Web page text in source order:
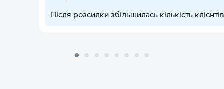
Після розсилки збільшилась кількість